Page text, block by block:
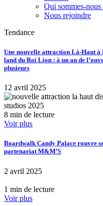
Qui sommes-nous
Nous rejoindre
Tendance
Une nouvelle attraction Là-Haut à
land du Roi Lion : à un an de
plusieurs
12 avril 2025
8 min de lecture
Voir plus
Boardwalk Candy Palace rouvre
partenariat M&M’S
2 avril 2025
1 min de lecture
Voir plus